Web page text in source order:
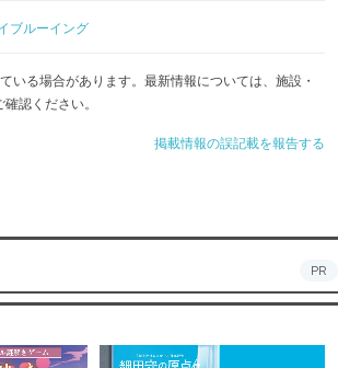
ブ時代から人気を誇るベイヴァイス。
えて低く設定し、ゆっくりと丁寧に発
Brewers Cupにおいてのビール品
が選ぶ小麦ビール部門の1位に輝いたビ
学可
は、毎月第一土曜日のみ営業となりま
ブルーイング
いる場合があります。最新情報については、施設・
認ください。
掲載情報の誤記載を報告する
PR